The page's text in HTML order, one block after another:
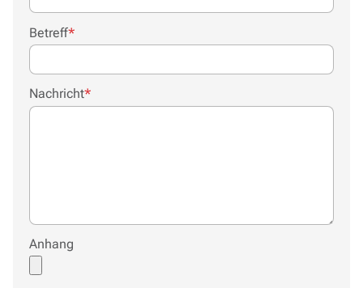
Pflichtfeld
Betreff*
Pflichtfeld
Nachricht*
Anhang